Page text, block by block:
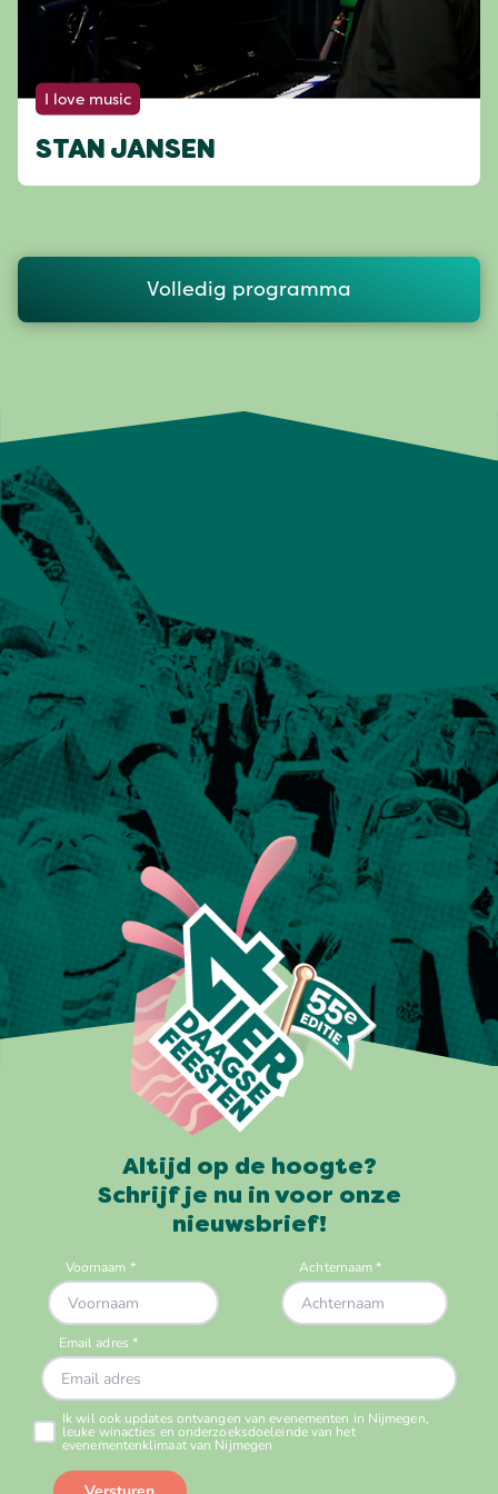
I love music
STAN JANSEN
Volledig programma
Altijd op de hoogte?
Schrijf je nu in voor onze
nieuwsbrief!